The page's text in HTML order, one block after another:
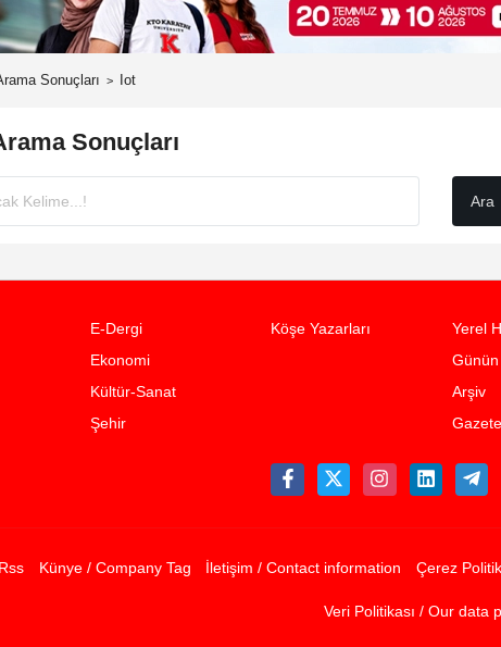
Sonuçları Iot
Sonuçları
E-Dergi
Ekonomi
Kültür-Sanat
Şehir
Köşe Yazarları
Yerel
Arşiv
Rss Künye / Company Tag İletişim / Contact information Çerez
Veri Politikası / Our data